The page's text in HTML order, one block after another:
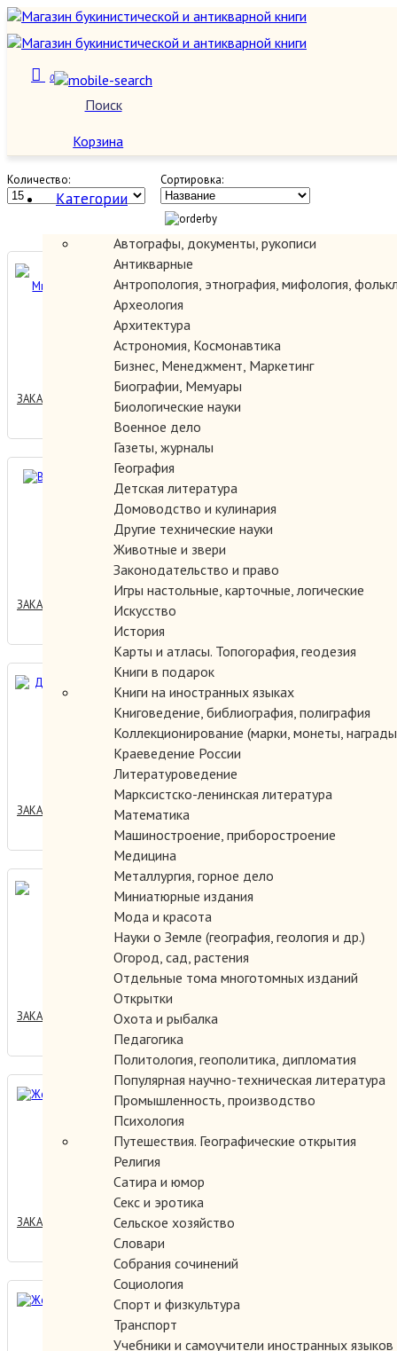
Поиск
0
Корзина
Категории
Автографы, документы, рукописи
Антикварные
Антропология, этнография, мифология,
Археология
Архитектура
Астрономия, Космонавтика
Бизнес, Менеджмент, Маркетинг
Биографии, Мемуары
Биологические науки
Военное дело
Газеты, журналы
География
Детская литература
Домоводство и кулинария
Другие технические науки
Животные и звери
Законодательство и право
Игры настольные, карточные, логические
Искусство
История
Карты и атласы. Топогорафия, геодезия
Книги в подарок
Книги на иностранных языках
Книговедение, библиография, полиграфия
Коллекционирование (марки, монеты,
Краеведение России
Литературоведение
Марксистско-ленинская литература
Математика
Машиностроение, приборостроение
Медицина
Металлургия, горное дело
Миниатюрные издания
Мода и красота
Науки о Земле (география, геология и др.)
Огород, сад, растения
Отдельные тома многотомных изданий
Открытки
Охота и рыбалка
Педагогика
Политология, геополитика, дипломатия
Популярная научно-техническая литература
Промышленность, производство
Психология
Путешествия. Географические открытия
Религия
Сатира и юмор
Секс и эротика
Сельское хозяйство
Словари
Собрания сочинений
Социология
Спорт и физкультура
Транспорт
Учебники и самоучители иностранных языков
Серия: Литературные Памятники
Количество: Сортировка:
Ванька Каин. Милорд Георг.
20000.00 руб.
ЗАКАЗАТЬ
Воспоминания.
100.00 руб.
ЗАКАЗАТЬ
Девять ступеней вака.
6000.00 руб.
ЗАКАЗАТЬ
Женевские новеллы.
100.00 руб.
ЗАКАЗАТЬ
Женский портрет.
100.00 руб.
ЗАКАЗАТЬ
Женский портрет.